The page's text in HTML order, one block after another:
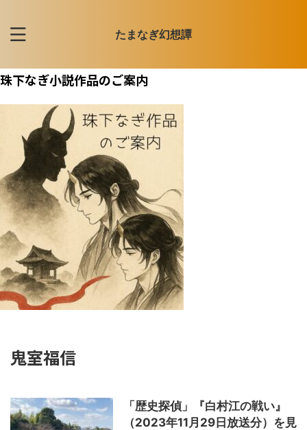
たまなぎ幻想譚
珠下なぎ小説作品のご案内
鬼室福信
「歴史探偵」『白村江の戦い』
（2023年11月29日放送分）を見